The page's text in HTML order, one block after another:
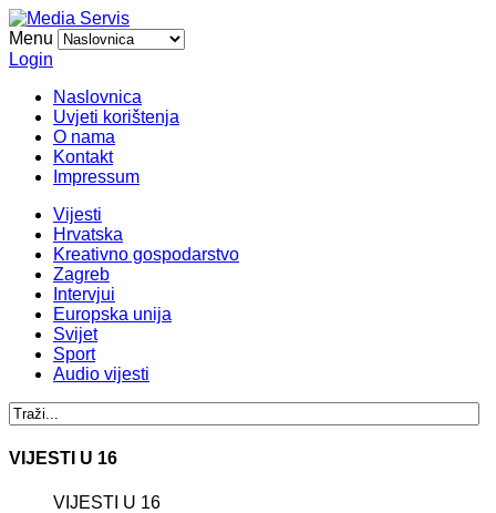
Menu
Login
Naslovnica
Uvjeti korištenja
O nama
Kontakt
Impressum
Vijesti
Hrvatska
Kreativno gospodarstvo
Zagreb
Intervjui
Europska unija
Svijet
Sport
Audio vijesti
VIJESTI U 16
VIJESTI U 16